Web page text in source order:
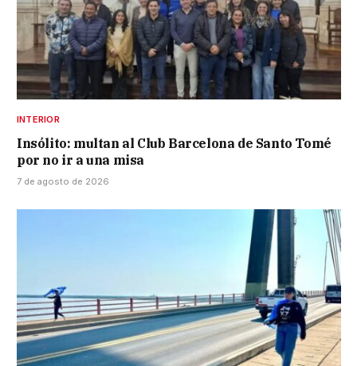
INTERIOR
Insólito: multan al Club Barcelona de Santo Tomé
por no ir a una misa
7 de agosto de 2026